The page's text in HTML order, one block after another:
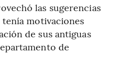
las sugerencias
motivaciones
de sus antiguas
de